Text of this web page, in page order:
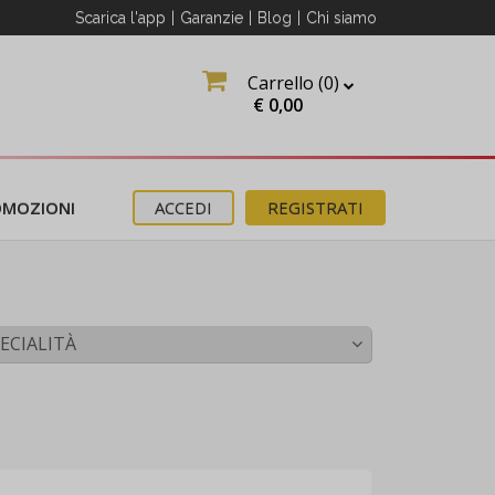
Scarica l'app Garanzie Blog Chi siamo
Carrello (0)
€ 0,00
REGISTRATI
ACCEDI